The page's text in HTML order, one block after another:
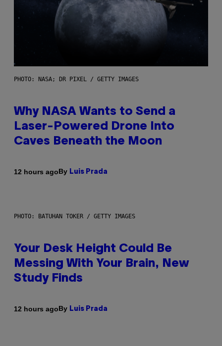
PHOTO: NASA; DR PIXEL / GETTY IMAGES
Why NASA Wants to Send a
Laser-Powered Drone Into
Caves Beneath the Moon
12 hours agoBy Luis Prada
PHOTO: BATUHAN TOKER / GETTY IMAGES
Your Desk Height Could Be
Messing With Your Brain, New
Study Finds
12 hours agoBy Luis Prada